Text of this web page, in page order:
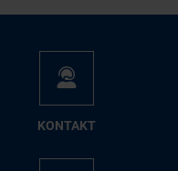
KON­TAKT